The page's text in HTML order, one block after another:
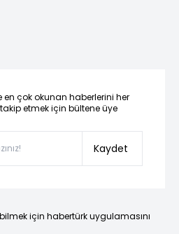
en çok okunan haberlerini her
etmek için bültene üye
Kaydet
için habertürk uygulamasını